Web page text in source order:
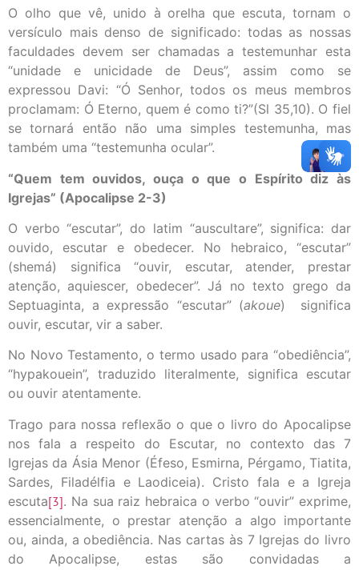
O olho que vê, unido à orelha que escuta, tornam o
versículo mais denso de significado: todas as nossas
faculdades devem ser chamadas a testemunhar esta
“unidade e unicidade de Deus”, assim como se
expressou Davi: “Ó Senhor, todos os meus membros
proclamam: Ó Eterno, quem é como ti?”(Sl 35,10). O fiel
se tornará então não uma simples testemunha, mas
também uma “testemunha ocular”.
“Quem tem ouvidos, ouça o que o Espírito diz às
Igrejas” (Apocalipse 2-3)
O verbo “escutar”, do latim “auscultare”, significa: dar
ouvido, escutar e obedecer. No hebraico, “escutar”
(shemá) significa “ouvir, escutar, atender, prestar
atenção, aquiescer, obedecer”. Já no texto grego da
Septuaginta, a expressão “escutar” (akoue) significa
ouvir, escutar, vir a saber.
No Novo Testamento, o termo usado para “obediência”,
“hypakouein”, traduzido literalmente, significa escutar
ou ouvir atentamente.
Trago para nossa reflexão o que o livro do Apocalipse
nos fala a respeito do Escutar, no contexto das 7
Igrejas da Ásia Menor (Éfeso, Esmirna, Pérgamo, Tiatita,
Sardes, Filadélfia e Laodiceia). Cristo fala e a Igreja
escuta[3]. Na sua raiz hebraica o verbo “ouvir” exprime,
essencialmente, o prestar atenção a algo importante
ou, ainda, a obediência. Nas cartas às 7 Igrejas do livro
do Apocalipse, estas são convidadas a